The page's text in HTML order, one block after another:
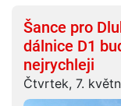
Šance pro
dálnice D1
nejrychleji
Čtvrtek, 7.